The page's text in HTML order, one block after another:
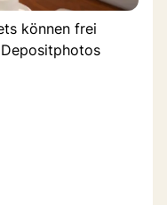
können frei